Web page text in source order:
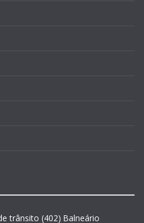
trânsito (402) Balneário